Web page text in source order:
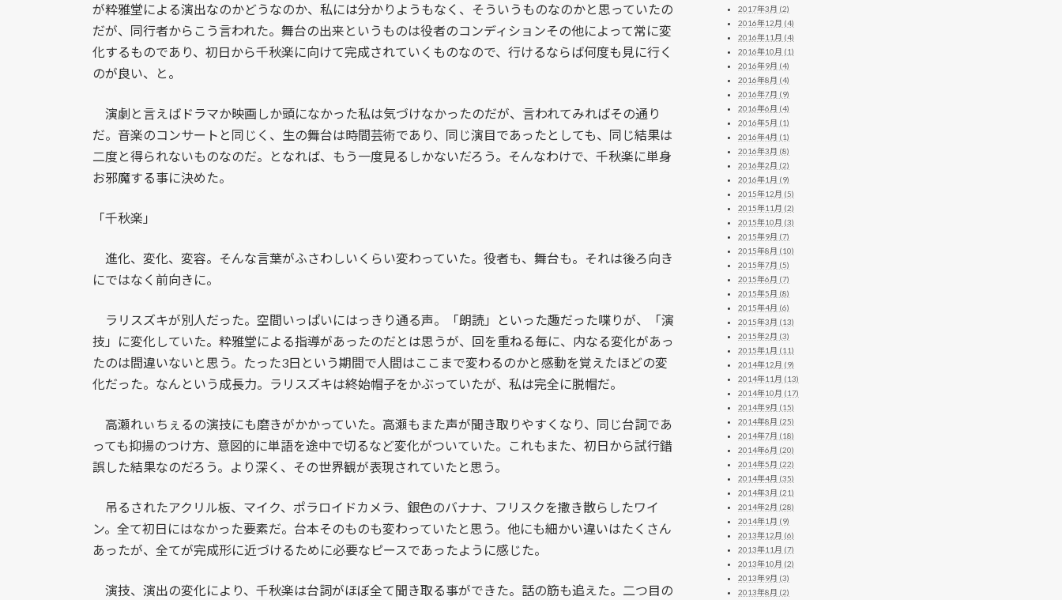
が粋雅堂による演出なのかどうなのか、私には分かりようもなく、そういうものなのかと思っていたの
だが、同行者からこう言われた。舞台の出来というものは役者のコンディションその他によって常に変
化するものであり、初日から千秋楽に向けて完成されていくものなので、行けるならば何度も見に行く
のが良い、と。
演劇と言えばドラマか映画しか頭になかった私は気づけなかったのだが、言われてみればその通り
だ。音楽のコンサートと同じく、生の舞台は時間芸術であり、同じ演目であったとしても、同じ結果は
二度と得られないものなのだ。となれば、もう一度見るしかないだろう。そんなわけで、千秋楽に単身
お邪魔する事に決めた。
「千秋楽」
進化、変化、変容。そんな言葉がふさわしいくらい変わっていた。役者も、舞台も。それは後ろ向き
にではなく前向きに。
ラリスズキが別人だった。空間いっぱいにはっきり通る声。「朗読」といった趣だった喋りが、「演
技」に変化していた。粋雅堂による指導があったのだとは思うが、回を重ねる毎に、内なる変化があっ
たのは間違いないと思う。たった3日という期間で人間はここまで変わるのかと感動を覚えたほどの変
化だった。なんという成長力。ラリスズキは終始帽子をかぶっていたが、私は完全に脱帽だ。
高瀬れぃちぇるの演技にも磨きがかかっていた。高瀬もまた声が聞き取りやすくなり、同じ台詞であ
っても抑揚のつけ方、意図的に単語を途中で切るなど変化がついていた。これもまた、初日から試行錯
誤した結果なのだろう。より深く、その世界観が表現されていたと思う。
吊るされたアクリル板、マイク、ポラロイドカメラ、銀色のバナナ、フリスクを撒き散らしたワイ
ン。全て初日にはなかった要素だ。台本そのものも変わっていたと思う。他にも細かい違いはたくさん
あったが、全てが完成形に近づけるために必要なピースであったように感じた。
演技、演出の変化により、千秋楽は台詞がほぼ全て聞き取る事ができた。話の筋も追えた。二つ目の
2017年3月 (2)
2016年12月 (4)
2016年11月 (4)
2016年10月 (1)
2016年9月 (4)
2016年8月 (4)
2016年7月 (9)
2016年6月 (4)
2016年5月 (1)
2016年4月 (1)
2016年3月 (8)
2016年2月 (2)
2016年1月 (9)
2015年12月 (5)
2015年11月 (2)
2015年10月 (3)
2015年9月 (7)
2015年8月 (10)
2015年7月 (5)
2015年6月 (7)
2015年5月 (8)
2015年4月 (6)
2015年3月 (13)
2015年2月 (3)
2015年1月 (11)
2014年12月 (9)
2014年11月 (13)
2014年10月 (17)
2014年9月 (15)
2014年8月 (25)
2014年7月 (18)
2014年6月 (20)
2014年5月 (22)
2014年4月 (35)
2014年3月 (21)
2014年2月 (28)
2014年1月 (9)
2013年12月 (6)
2013年11月 (7)
2013年10月 (2)
2013年9月 (3)
2013年8月 (2)